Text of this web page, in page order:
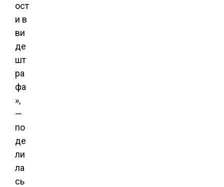
ост
и в
ви
де
шт
ра
фа
»,
—
по
де
ли
ла
сь